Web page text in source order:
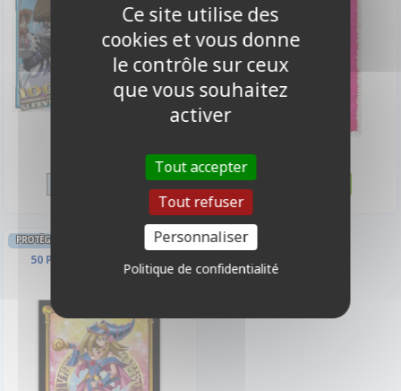
PROTÈGES CARTES FORMAT JAP YU-GI-OH!
50 Protèges Cartes Dark
Magician Girl
Ce site utilise des
cookies et vous donne
le contrôle sur ceux
que vous souhaitez
activer
Tout accepter
Tout refuser
Personnaliser
Politique de confidentialité